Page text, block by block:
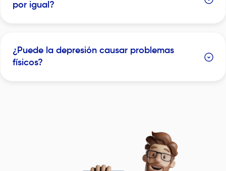
por igual?
¿Puede la depresión causar problemas
físicos?